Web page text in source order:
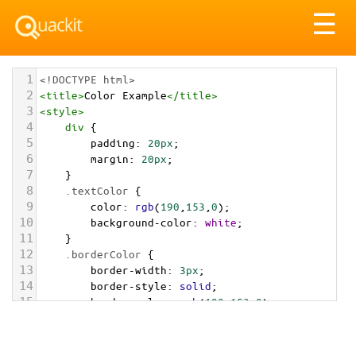
☰
1 <!DOCTYPE html>
2 <title>Color Example</title>
3 <style>
4 div {
5 padding: 20px;
6 margin: 20px;
7 }
8 .textColor {
9 color: rgb(190 153 0);
10 background-color: white;
11 }
12 .borderColor {
13 border-width: 3px;
14 border-style: solid;
15 border-color: rgb(190,153,0);